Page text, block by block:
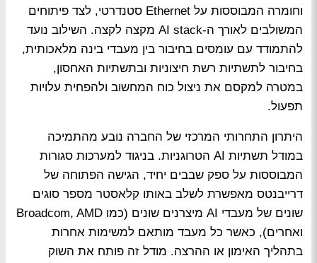
וחומרה המבוססות על Ethernet סטנדרטי, לצד פיתוחים
המשולבים לאורך ה-AI stack מקצה לקצה. השילוב נועד
להתמודד עם עומסים בחיבור בין מעבדי בינה מלאכותית,
בחיבור לתשתיות רשת חיצוניות ובתשתיות האחסון,
במטרה למקסם את ניצול כוח המחשוב ולהפחית עלויות
תפעול.
היתרון התחרותי המרכזי של החברה נובע מהתמיכה
במודל תשתיות AI הטרוגניות
. בניגוד למערכות סגורות
המבוססות על ספק שבבים יחיד, הגישה הפתוחה של
דרייבנטס מאפשרת לשלב באותו קלאסטר מספר סוגים
שונים של מעבדי AI מיצרנים שונים (כמו Broadcom, AMD
ואחרים), כאשר כל מעבד מותאם למשימות אחרות
בתהליך האימון או ההרצה. מודל זה פותח את השוק